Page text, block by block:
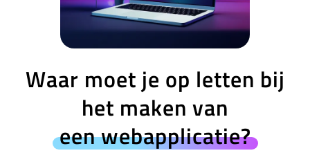
Waar moet je op letten bij
het maken van
een webapplicatie?